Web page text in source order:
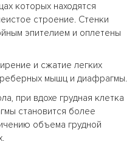
которых находятся
строение. Стенки
эпителием и оплетены
и сжатие легких
мышц и диафрагмы.
при вдохе грудная клетка
становится более
объема грудной